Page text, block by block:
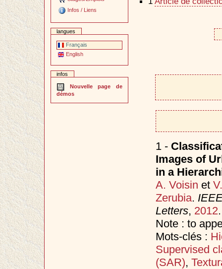
Infos / Liens
langues
Français
English
infos
Nouvelle page de
démos
1 -
Images of
in a
A. Voisin et
Zerubia.
Letters, 2012.
Note : to
Mots-clés :
Supervised
(SAR),